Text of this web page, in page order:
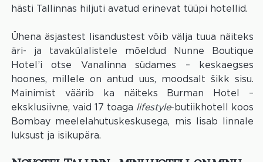
hästi Tallinnas hiljuti avatud erinevat tüüpi hotellid.
Ühena äsjastest lisandustest võib välja tuua näiteks
äri- ja tavakülalistele mõeldud Nunne Boutique
Hotel’i otse Vanalinna südames – keskaegses
hoones, millele on antud uus, moodsalt šikk sisu.
Mainimist väärib ka näiteks Burman Hotel –
eksklusiivne, vaid 17 toaga lifestyle-butiikhotell koos
Bombay meelelahutuskeskusega, mis lisab linnale
luksust ja isikupära.